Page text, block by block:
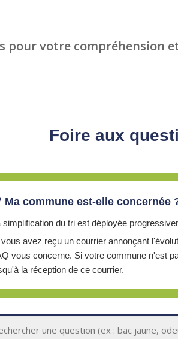
pour votre compréhension
Foire aux
Ma commune est-elle concernée
simplification du tri est déployée
vous avez reçu un courrier annonçant
vous concerne. Si votre commune n'est
la réception de ce courrier.